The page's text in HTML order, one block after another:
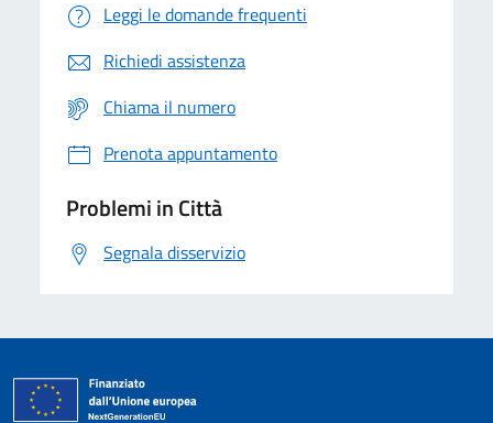
Leggi le domande frequenti
Richiedi assistenza
Chiama il numero
Prenota appuntamento
Problemi in Città
Segnala disservizio